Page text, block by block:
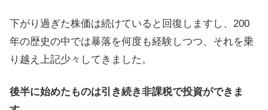
下がり過ぎた株価は続けていると回復しますし、200
年の歴史の中では暴落を何度も経験しつつ、それを乗
り越え上記少々してきました。
後半に始めたものは引き続き非課税で投資ができま